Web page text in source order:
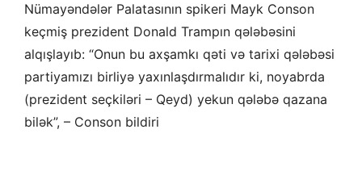
Nümayəndələr Palatasının spikeri Mayk Conson
keçmiş prezident Donald Trampın qələbəsini
alqışlayıb: “Onun bu axşamkı qəti və tarixi qələbəsi
partiyamızı birliyə yaxınlaşdırmalıdır ki, noyabrda
(prezident seçkiləri – Qeyd) yekun qələbə qazana
bilək”, – Conson bildiri